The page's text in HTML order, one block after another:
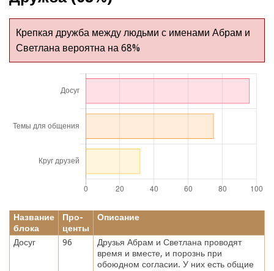
Крепкая дружба между людьми с именами Абрам и
Светлана вероятна на 68%
Название
блока
Про-
центы
Описание
Досуг 96
Друзья Абрам и Светлана проводят
время и вместе, и порознь при
обоюдном согласии. У них есть общие